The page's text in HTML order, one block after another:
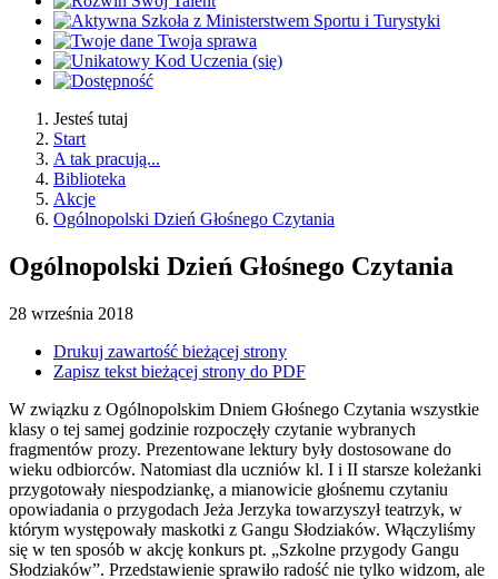
Jesteś tutaj
Start
A tak pracują...
Biblioteka
Akcje
Ogólnopolski Dzień Głośnego Czytania
Ogólnopolski Dzień Głośnego Czytania
28 września 2018
Drukuj zawartość bieżącej strony
Zapisz tekst bieżącej strony do PDF
W związku z Ogólnopolskim Dniem Głośnego Czytania wszystkie
klasy o tej samej godzinie rozpoczęły czytanie wybranych
fragmentów prozy. Prezentowane lektury były dostosowane do
wieku odbiorców. Natomiast dla uczniów kl. I i II starsze koleżanki
przygotowały niespodziankę, a mianowicie głośnemu czytaniu
opowiadania o przygodach Jeża Jerzyka towarzyszył teatrzyk, w
którym występowały maskotki z Gangu Słodziaków. Włączyliśmy
się w ten sposób w akcję konkurs pt. „Szkolne przygody Gangu
Słodziaków”. Przedstawienie sprawiło radość nie tylko widzom, ale